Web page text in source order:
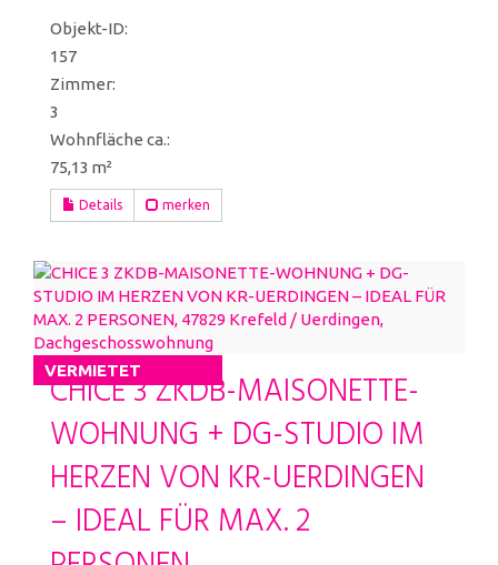
Objekt-ID:
157
Zimmer:
3
Wohnfläche ca.:
75,13 m²
Details merken
VERMIETET
CHICE 3 ZKDB-MAISONETTE-
WOHNUNG + DG-STUDIO IM
HERZEN VON KR-UERDINGEN
– IDEAL FÜR MAX. 2